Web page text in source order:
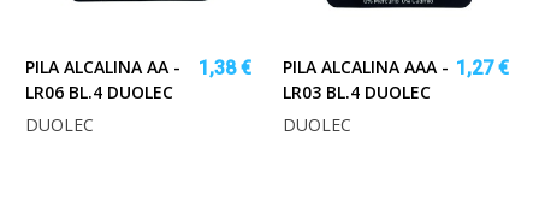
PILA ALCALINA AA -
LR06 BL.4 DUOLEC
1,38 €
DUOLEC
PILA ALCALINA AAA -
LR03 BL.4 DUOLEC
1,27 €
DUOLEC